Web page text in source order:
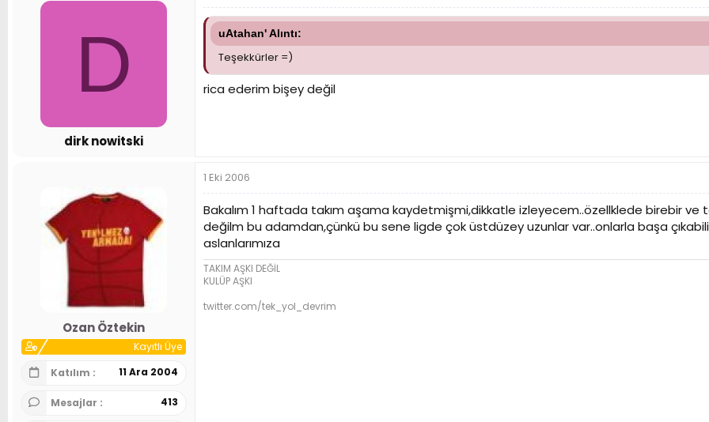
D
dirk nowitski
uAtahan' Alıntı:
Teşekkürler =)
rica ederim bişey değil
Ozan Öztekin
Kayıtlı Üye
Katılım
11 Ara 2004
Mesajlar 413
1 Eki 2006
Bakalım 1 haftada takım aşama kaydetmişmi,dikkatle izleyecem..özellklede birebir
değilm bu adamdan,çünkü bu sene ligde çok üstdüzey uzunlar var..onlarla başa
aslanlarımıza
TAKIM AŞKI DEĞİL
KULÜP AŞKI
twitter.com/tek_yol_devrim